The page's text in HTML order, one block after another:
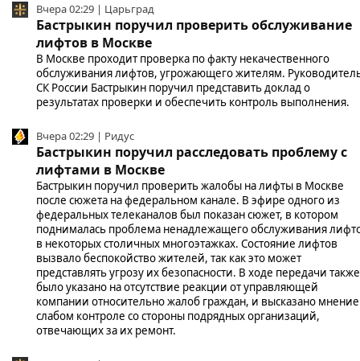
Вчера 02:29 | Царьград
Бастрыкин поручил проверить обслуживание
лифтов в Москве
В Москве проходит проверка по факту некачественного
обслуживания лифтов, угрожающего жителям.
СК России Бастрыкин поручил представить доклад о
результатах проверки и обеспечить контроль выполнения.
Вчера 02:29 | Ридус
Бастрыкин поручил расследовать проблему с
лифтами в Москве
Бастрыкин поручил проверить жалобы на лифты в Москве
после сюжета на федеральном канале. В эфире одного из
федеральных телеканалов был показан сюжет, в котором
поднималась проблема ненадлежащего обслуживания
в некоторых столичных многоэтажках. Состояние лифтов
вызвало беспокойство жителей, так как это может
представлять угрозу их безопасности. В ходе передачи также
было указано на отсутствие реакции от управляющей
компании относительно жалоб граждан, и высказано
слабом контроле со стороны подрядных организаций,
отвечающих за их ремонт.